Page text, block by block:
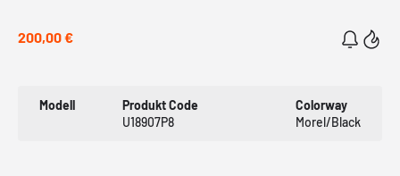
200,00 €
Modell
Produkt Code
U18907P8
Colorway
Morel/Black